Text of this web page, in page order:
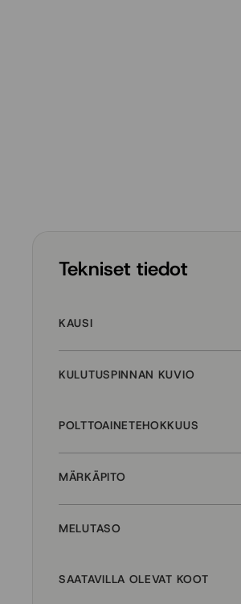
Tekniset tiedot
KAUSI
KULUTUSPINNAN KUVIO
POLTTOAINETEHOKKUUS
MÄRKÄPITO
MELUTASO
SAATAVILLA OLEVAT KOOT